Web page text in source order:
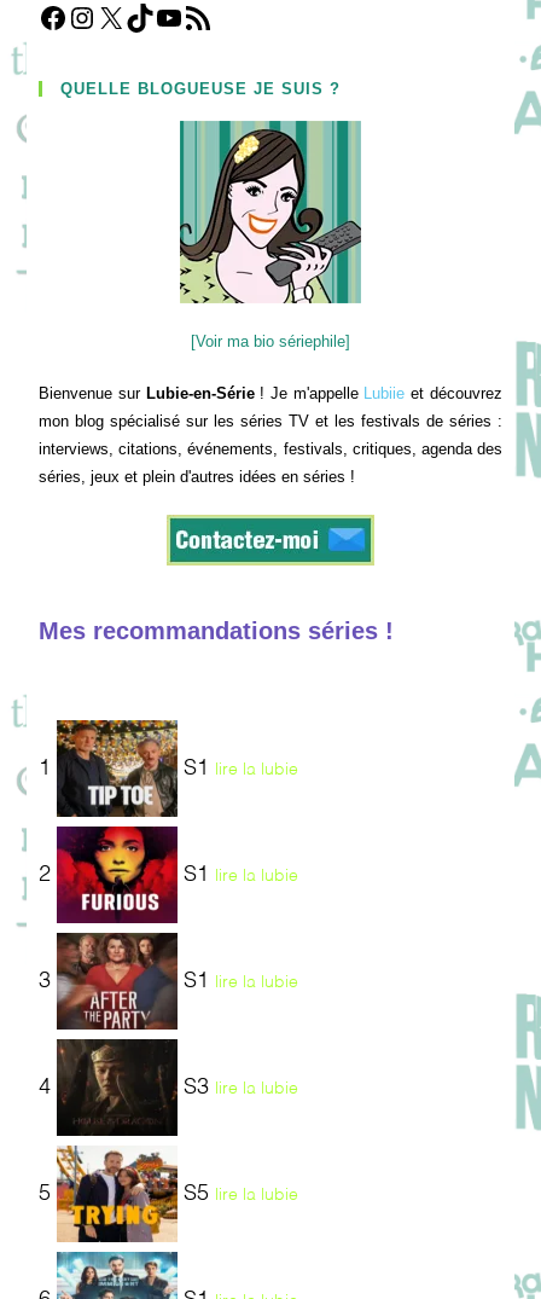
!
Facebook
Instagram
X TikTokYouTube
Flux RSS
QUELLE BLOGUEUSE JE SUIS ?
[Voir ma bio sériephile]
Bienvenue sur Lubie-en-Série! Je m'appelle Lubiie et découvrez
mon blog spécialisé sur les séries TV et les festivals de séries :
interviews, citations, événements, festivals, critiques, agenda des
séries, jeux et plein d'autres idées en séries !
Mes recommandations séries !
1 S1 lire la lubie
2 S1 lire la lubie
3 S1 lire la lubie
4 S3 lire la lubie
5 S5 lire la lubie